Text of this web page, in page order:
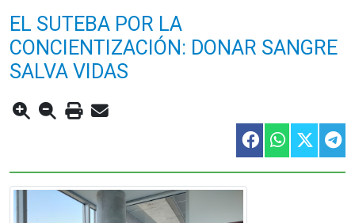
EL SUTEBA POR LA
CONCIENTIZACIÓN: DONAR SANGRE
SALVA VIDAS